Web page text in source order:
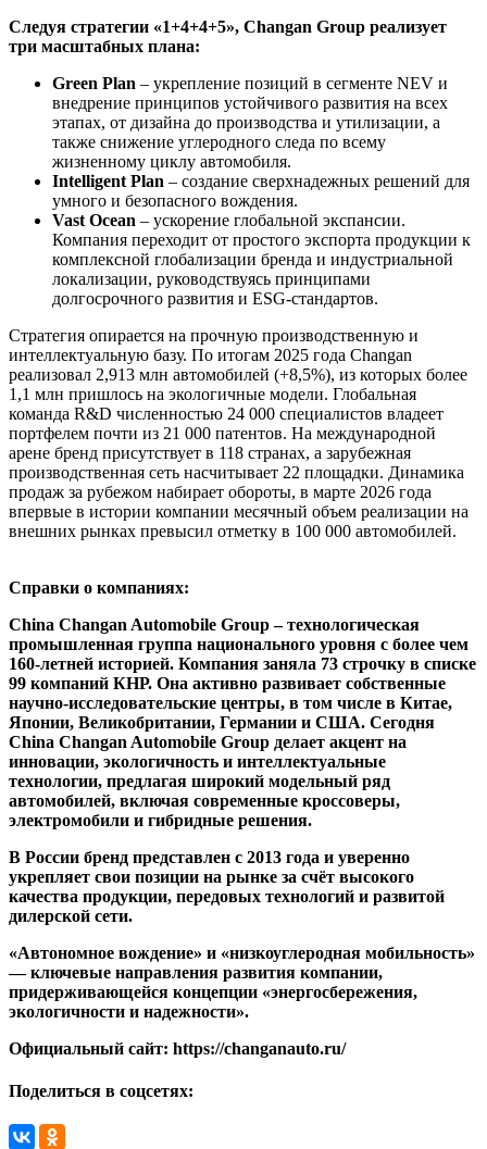
Следуя стратегии «1+4+4+5», Changan Group реализует
три масштабных плана:
Green Plan – укрепление позиций в сегменте NEV и
внедрение принципов устойчивого развития на всех
этапах, от дизайна до производства и утилизации, а
также снижение углеродного следа по всему
жизненному циклу автомобиля.
Intelligent Plan – создание сверхнадежных решений для
умного и безопасного вождения.
Vast Ocean – ускорение глобальной экспансии.
Компания переходит от простого экспорта продукции к
комплексной глобализации бренда и индустриальной
локализации, руководствуясь принципами
долгосрочного развития и ESG-стандартов.
Стратегия опирается на прочную производственную и
интеллектуальную базу. По итогам 2025 года Changan
реализовал 2,913 млн автомобилей (+8,5%), из которых более
1,1 млн пришлось на экологичные модели. Глобальная
команда R&D численностью 24 000 специалистов владеет
портфелем почти из 21 000 патентов. На международной
арене бренд присутствует в 118 странах, а зарубежная
производственная сеть насчитывает 22 площадки. Динамика
продаж за рубежом набирает обороты, в марте 2026 года
впервые в истории компании месячный объем реализации на
внешних рынках превысил отметку в 100 000 автомобилей.
Справки о компаниях:
China Changan Automobile Group – технологическая
промышленная группа национального уровня с более чем
160-летней историей. Компания заняла 73 строчку в списке
99 компаний КНР. Она активно развивает собственные
научно-исследовательские центры, в том числе в Китае,
Японии, Великобритании, Германии и США. Сегодня
China Changan Automobile Group делает акцент на
инновации, экологичность и интеллектуальные
технологии, предлагая широкий модельный ряд
автомобилей, включая современные кроссоверы,
электромобили и гибридные решения.
В России бренд представлен с 2013 года и уверенно
укрепляет свои позиции на рынке за счёт высокого
качества продукции, передовых технологий и развитой
дилерской сети.
«Автономное вождение» и «низкоуглеродная мобильность»
— ключевые направления развития компании,
придерживающейся концепции «энергосбережения,
экологичности и надежности».
Официальный сайт: https://changanauto.ru/
Поделиться в соцсетях: